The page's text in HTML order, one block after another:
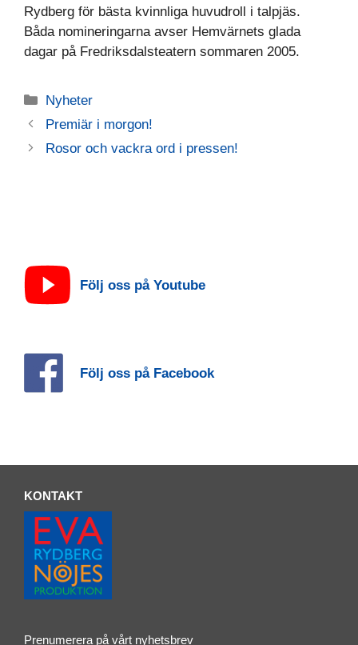
Rydberg för bästa kvinnliga huvudroll i talpjäs.
Båda nomineringarna avser Hemvärnets glada
dagar på Fredriksdalsteatern sommaren 2005.
Kategorier
Nyheter
Premiär i morgon!
Rosor och vackra ord i pressen!
Följ oss på Youtube
Följ oss på Facebook
KONTAKT
Prenumerera på vårt nyhetsbrev